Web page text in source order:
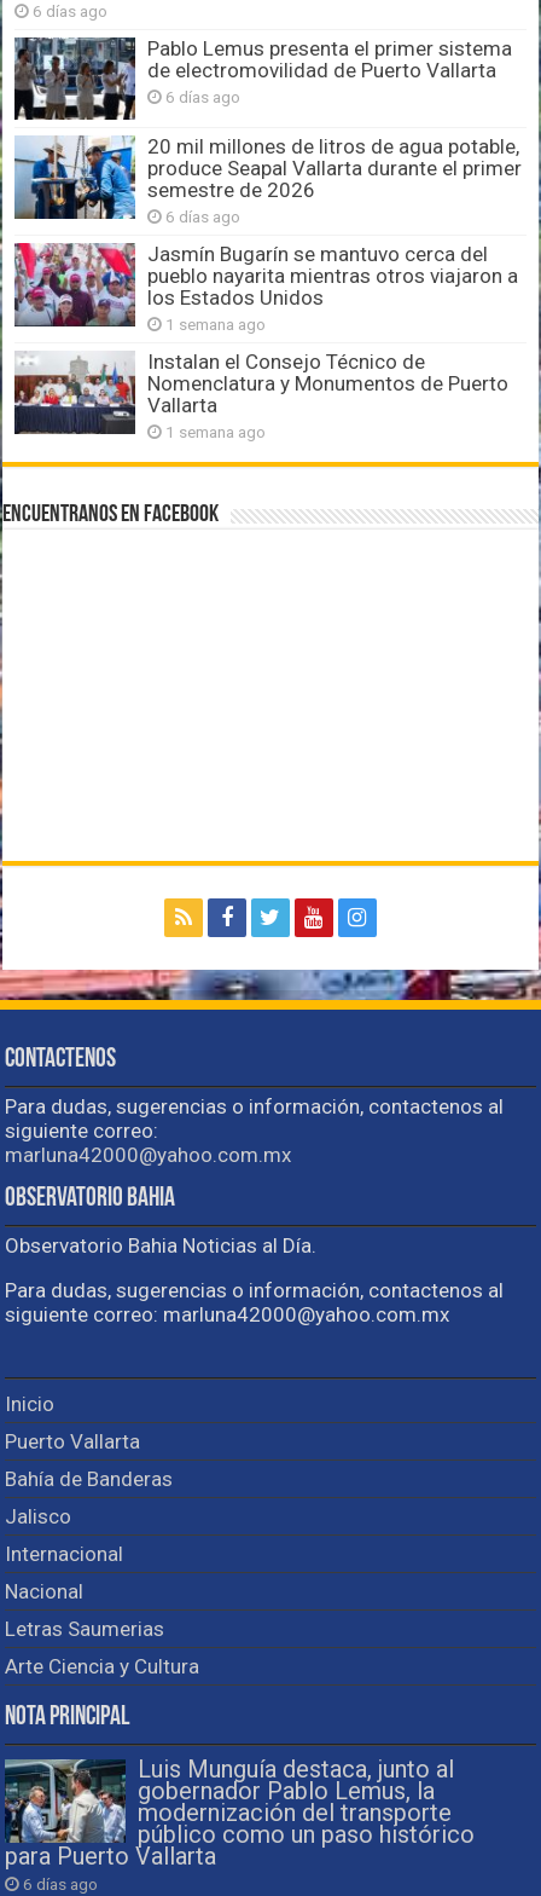
6 días ago
Pablo Lemus presenta el primer sistema
de electromovilidad de Puerto Vallarta
6 días ago
20 mil millones de litros de agua potable,
produce Seapal Vallarta durante el primer
semestre de 2026
6 días ago
Jasmín Bugarín se mantuvo cerca del
pueblo nayarita mientras otros viajaron a
los Estados Unidos
1 semana ago
Instalan el Consejo Técnico de
Nomenclatura y Monumentos de Puerto
Vallarta
1 semana ago
Encuentranos en Facebook
Contactenos
Para dudas, sugerencias o información, contactenos al
siguiente correo:
marluna42000@yahoo.com.mx
Observatorio Bahia
Observatorio Bahia Noticias al Día.
Para dudas, sugerencias o información, contactenos al
siguiente correo: marluna42000@yahoo.com.mx
Inicio
Puerto Vallarta
Bahía de Banderas
Jalisco
Internacional
Nacional
Letras Saumerias
Arte Ciencia y Cultura
Nota Principal
Luis Munguía destaca, junto al
gobernador Pablo Lemus, la
modernización del transporte
público como un paso histórico
para Puerto Vallarta
6 días ago